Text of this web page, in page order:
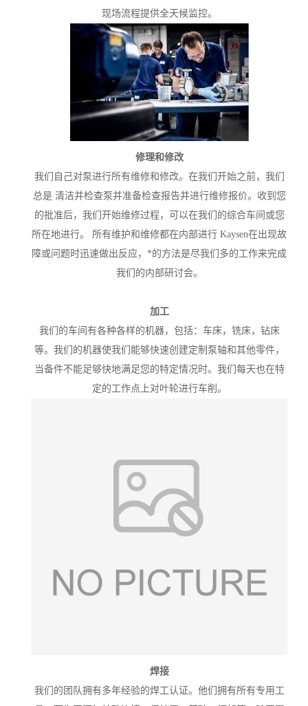
现场流程提供全天候监控。
修理和修改
我们自己对泵进行所有维修和修改。在我们开始之前，我们
总是 清洁并检查泵并准备检查报告并进行维修报价。收到您
的批准后，我们开始维修过程，可以在我们的综合车间或您
所在地进行。 所有维护和维修都在内部进行 Kaysen在出现故
障或问题时迅速做出反应，*的方法是尽我们多的工作来完成
我们的内部研讨会。
加工
我们的车间有各种各样的机器，包括：车床，铣床，钻床
等。我们的机器使我们能够快速创建定制泵轴和其他零件，
当备件不能足够快地满足您的特定情况时。我们每天也在特
定的工作点上对叶轮进行车削。
焊接
我们的团队拥有多年经验的焊工认证。他们拥有所有专用工